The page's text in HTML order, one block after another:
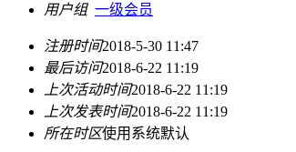
用户组 一级会员
注册时间2018-5-30 11:47
最后访问2018-6-22 11:19
上次活动时间2018-6-22 11:19
上次发表时间2018-6-22 11:19
所在时区使用系统默认